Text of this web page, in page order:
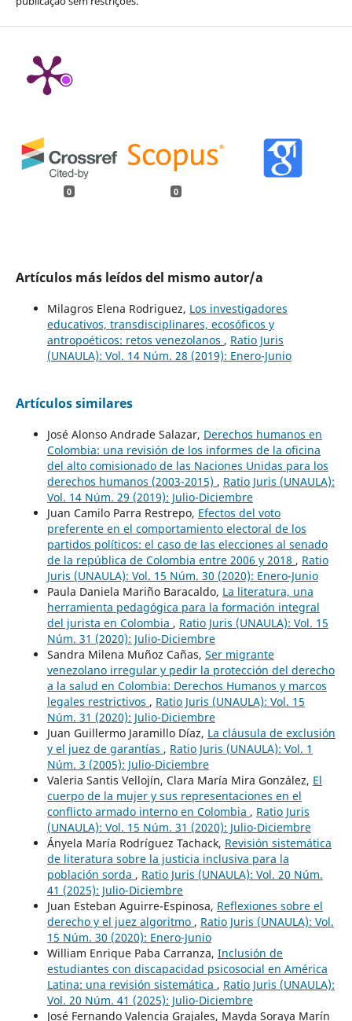
0 0
Artículos más leídos del mismo autor/a
Milagros Elena Rodriguez, Los investigadores
educativos, transdisciplinares, ecosóficos y
antropoéticos: retos venezolanos , Ratio Juris
(UNAULA): Vol. 14 Núm. 28 (2019): Enero-Junio
Artículos similares
José Alonso Andrade Salazar, Derechos humanos en
Colombia: una revisión de los informes de la oficina
del alto comisionado de las Naciones Unidas para los
derechos humanos (2003-2015) , Ratio Juris (UNAULA):
Vol. 14 Núm. 29 (2019): Julio-Diciembre
Juan Camilo Parra Restrepo, Efectos del voto
preferente en el comportamiento electoral de los
partidos políticos: el caso de las elecciones al senado
de la república de Colombia entre 2006 y 2018 , Ratio
Juris (UNAULA): Vol. 15 Núm. 30 (2020): Enero-Junio
Paula Daniela Mariño Baracaldo, La literatura, una
herramienta pedagógica para la formación integral
del jurista en Colombia , Ratio Juris (UNAULA): Vol. 15
Núm. 31 (2020): Julio-Diciembre
Sandra Milena Muñoz Cañas, Ser migrante
venezolano irregular y pedir la protección del derecho
a la salud en Colombia: Derechos Humanos y marcos
legales restrictivos , Ratio Juris (UNAULA): Vol. 15
Núm. 31 (2020): Julio-Diciembre
Juan Guillermo Jaramillo Díaz, La cláusula de exclusión
y el juez de garantías , Ratio Juris (UNAULA): Vol. 1
Núm. 3 (2005): Julio-Diciembre
Valeria Santis Vellojín, Clara María Mira González, El
cuerpo de la mujer y sus representaciones en el
conflicto armado interno en Colombia , Ratio Juris
(UNAULA): Vol. 15 Núm. 31 (2020): Julio-Diciembre
Ányela María Rodríguez Tachack, Revisión sistemática
de literatura sobre la justicia inclusiva para la
población sorda , Ratio Juris (UNAULA): Vol. 20 Núm.
41 (2025): Julio-Diciembre
Juan Esteban Aguirre-Espinosa, Reflexiones sobre el
derecho y el juez algoritmo , Ratio Juris (UNAULA): Vol.
15 Núm. 30 (2020): Enero-Junio
William Enrique Paba Carranza, Inclusión de
estudiantes con discapacidad psicosocial en América
Latina: una revisión sistemática , Ratio Juris (UNAULA):
Vol. 20 Núm. 41 (2025): Julio-Diciembre
José Fernando Valencia Grajales, Mayda Soraya Marín